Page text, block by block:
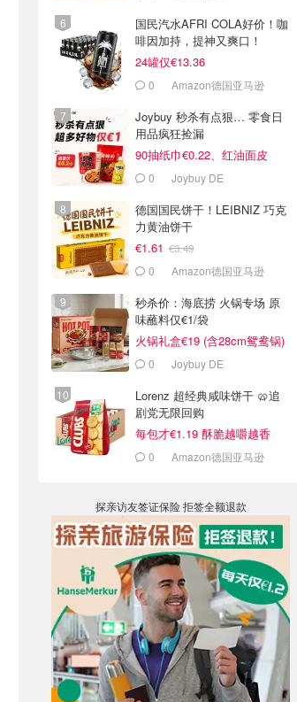
国民汽水AFRI COLA好价！咖
啡因加持，提神又爽口！
24罐仅€13.36
0 Amazon德国亚马逊
Joybuy 秒杀有点狠… 零食日
用品疯狂捡漏
90抽纸巾€0.22、红油面皮
€0.99
0 Joybuy DE
德国国民饼干！LEIBNIZ 巧克
力黄油饼干
€1.61 €3.49
0 Amazon德国亚马逊
秒杀价：海底捞 火锅专场 原
味蘸料仅€1/袋
火锅礼盒€19 (含28cm鸳鸯锅)
0 Joybuy DE
Lorenz 超经典咸味饼干 🥨追
剧党无限回购
每包才€1.19 酥脆越嚼越香
0 Amazon德国亚马逊
探亲访友签证保险 拒签全额退款